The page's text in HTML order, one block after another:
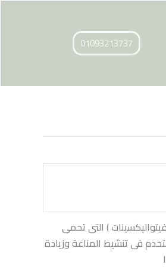
01093213737
) التى تحمى
فى تنشيط المناعة وزيادة